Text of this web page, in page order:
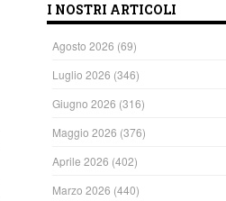
I NOSTRI ARTICOLI
Agosto 2026 (69)
Luglio 2026 (346)
Giugno 2026 (316)
Maggio 2026 (376)
Aprile 2026 (402)
Marzo 2026 (440)